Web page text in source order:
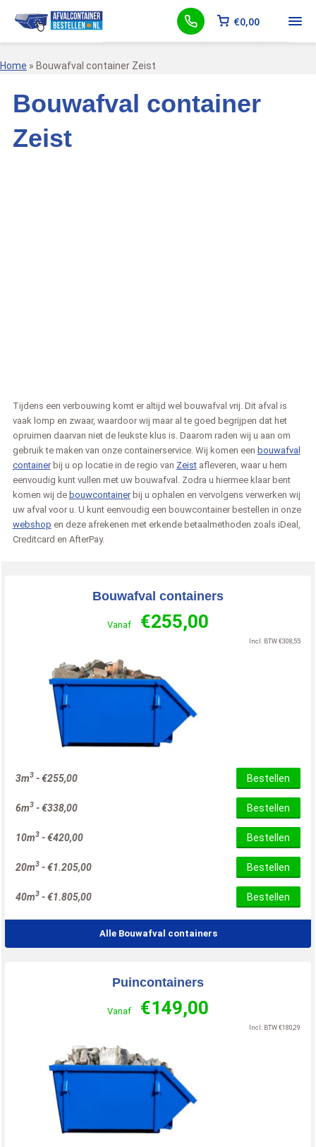
€0,00
Home » Bouwafval container Zeist
Bouwafval container
Zeist
Tijdens een verbouwing komt er altijd wel bouwafval vrij. Dit afval is
vaak lomp en zwaar, waardoor wij maar al te goed begrijpen dat het
opruimen daarvan niet de leukste klus is. Daarom raden wij u aan om
gebruik te maken van onze containerservice. Wij komen een bouwafval
containerbij u op locatie in de regio van Zeistafleveren, waar u hem
eenvoudig kunt vullen met uw bouwafval. Zodra u hiermee klaar bent
komen wij de bouwcontainerbij u ophalen en vervolgens verwerken wij
uw afval voor u. U kunt eenvoudig een bouwcontainer bestellen in onze
webshop en deze afrekenen met erkende betaalmethoden zoals iDeal,
Creditcard en AfterPay.
Bouwafval containers
Vanaf €255,00
Incl. BTW €308,55
3m3 -€255,00 Bestellen
6m3 -€338,00 Bestellen
10m3 -€420,00 Bestellen
20m3 -€1.205,00 Bestellen
40m3 -€1.805,00 Bestellen
Alle Bouwafval containers
Puincontainers
Vanaf €149,00
Incl. BTW €180,29